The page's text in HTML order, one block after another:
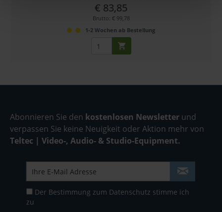
€ 83,85
Brutto: € 99,78
1-2 Wochen ab Bestellung
Abonnieren Sie den kostenlosen Newsletter und
verpassen Sie keine Neuigkeit oder Aktion mehr von
Teltec | Video-, Audio- & Studio-Equipment.
Der Bestimmung zum Datenschutz stimme ich
zu